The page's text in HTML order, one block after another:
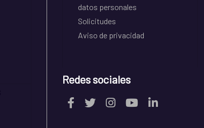
datos personales
Solicitudes
Aviso de privacidad
Redes sociales